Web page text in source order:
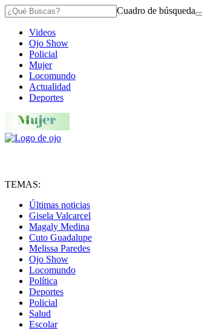
Cuadro de búsqueda
Videos
Ojo Show
Policial
Mujer
Locomundo
Actualidad
Deportes
TEMAS:
Últimas noticias
Gisela Valcarcel
Magaly Medina
Cuto Guadalupe
Melissa Paredes
Ojo Show
Locomundo
Política
Deportes
Policial
Salud
Escolar